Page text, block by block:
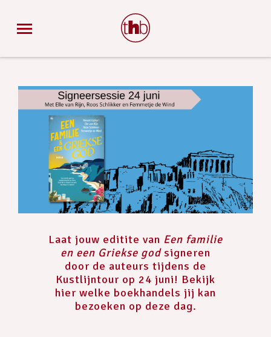
Laat jouw editite van Een familie
en een Griekse godsigneren
door de auteurs tijdens de
Kustlijntour op 24 juni! Bekijk
hier welke boekhandels jij kan
bezoeken op deze dag.